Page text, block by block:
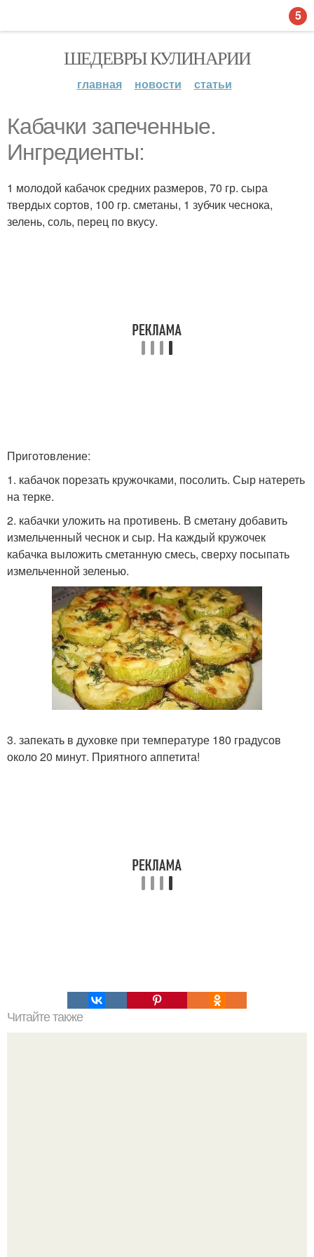
ШЕДЕВРЫ КУЛИНАРИИ
главная новости статьи
Кабачки запеченные.
Ингредиенты:
1 молодой кабачок средних размеров, 70 гр. сыра
твердых сортов, 100 гр. сметаны, 1 зубчик чеснока,
зелень, соль, перец по вкусу.
Приготовление:
1. кабачок порезать кружочками, посолить. Сыр натереть
на терке.
2. кабачки уложить на противень. В сметану добавить
измельченный чеснок и сыр. На каждый кружочек
кабачка выложить сметанную смесь, сверху посыпать
измельченной зеленью.
3. запекать в духовке при температуре 180 градусов
около 20 минут. Приятного аппетита!
Читайте также
5